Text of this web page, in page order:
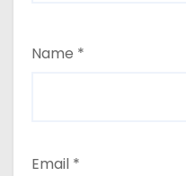
Name *
Email *